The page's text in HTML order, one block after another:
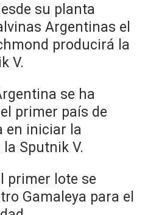
su planta
Argentinas el
producirá la
V.
se ha
primer país de
en iniciar la
Sputnik V.
lote se
Gamaleya para el